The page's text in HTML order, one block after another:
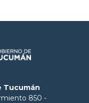
Tucumán
850 -